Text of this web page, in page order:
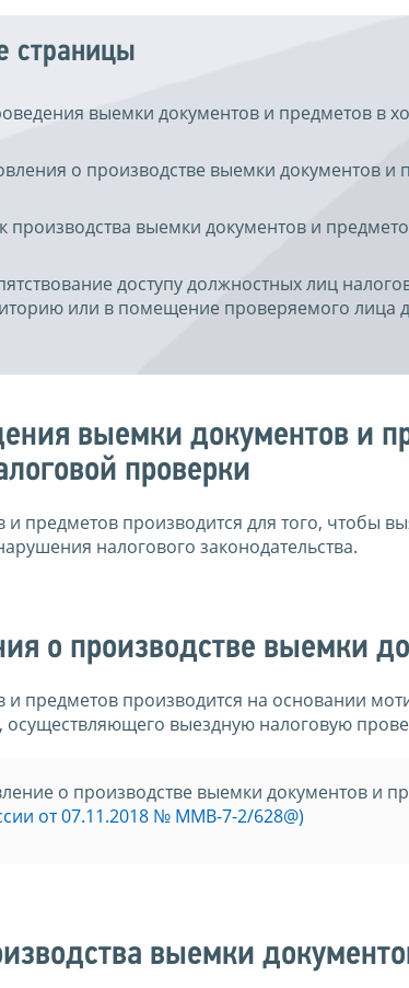
страницы
выемки документов и предметов в
о производстве выемки документов и
производства выемки документов и
доступу должностных лиц
или в помещение проверяемого лица
выемки документов и
проверки
предметов производится для того, чтобы
налогового законодательства.
о производстве выемки
и предметов производится на основании
осуществляющего выездную налоговую
о производстве выемки документов и
от 07.11.2018 № ММВ-7-2/628@)
выемки